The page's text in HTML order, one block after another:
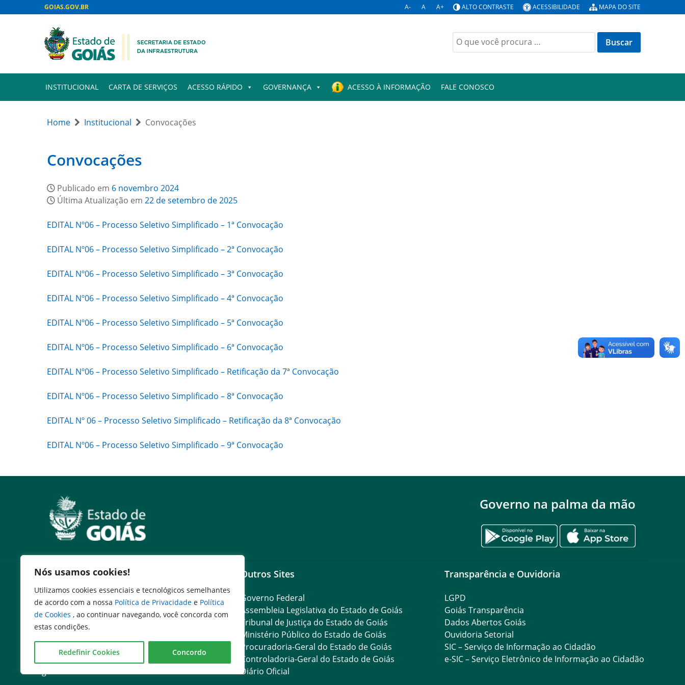
Nós usamos cookies!
Utilizamos cookies essenciais e tecnológicos semelhantes
de acordo com a nossa Política de Privacidade e Política
de Cookies , ao continuar navegando, você concorda com
estas condições.
Redefinir Cookies Concordo
GOIAS.GOV.BR A- A A+ ALTO CONTRASTE ACESSIBILIDADE MAPA DO SITE
Buscar
por:
INSTITUCIONAL CARTA DE SERVIÇOS ACESSO RÁPIDO GOVERNANÇA ACESSO À INFORMAÇÃO FALE CONOSCO
Home Institucional Convocações
Convocações
Publicado em 6 novembro 2024
Última Atualização em 22 de setembro de 2025
EDITAL Nº06 – Processo Seletivo Simplificado – 1ª Convocação
EDITAL Nº06 – Processo Seletivo Simplificado – 2ª Convocação
EDITAL Nº06 – Processo Seletivo Simplificado – 3ª Convocação
EDITAL Nº06 – Processo Seletivo Simplificado – 4ª Convocação
EDITAL Nº06 – Processo Seletivo Simplificado – 5ª Convocação
EDITAL Nº06 – Processo Seletivo Simplificado – 6ª Convocação
EDITAL Nº06 – Processo Seletivo Simplificado – Retificação da 7ª Convocação
EDITAL Nº06 – Processo Seletivo Simplificado – 8ª Convocação
EDITAL Nº 06 – Processo Seletivo Simplificado – Retificação da 8ª Convocação
EDITAL Nº06 – Processo Seletivo Simplificado – 9ª Convocação
Governo na palma da mão
Serviços
Expresso Goiás
Expresso Aplicações
Expresso Servidor
SEI Governadoria
Cadastro de Autoridades
Outros Sites
Governo Federal
Assembleia Legislativa do Estado de Goiás
Tribunal de Justiça do Estado de Goiás
Ministério Público do Estado de Goiás
Procuradoria-Geral do Estado de Goiás
Controladoria-Geral do Estado de Goiás
Diário Oficial
Transparência e Ouvidoria
LGPD
Goiás Transparência
Dados Abertos Goiás
Ouvidoria Setorial
SIC – Serviço de Informação ao Cidadão
e-SIC – Serviço Eletrônico de Informação ao Cidadão